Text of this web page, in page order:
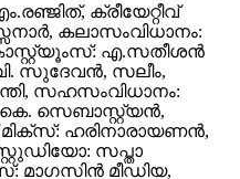
ക്രീയേറ്റീവ്
കലാസംവിധാനം:
എ.സതീശൻ
സുദേവൻ, സലീം,
സഹസംവിധാനം:
സെബാസ്റ്റ്യൻ,
മിക്സ്‌: ഹരിനാരായണൻ,
സപ്താ
മീഡിയ,